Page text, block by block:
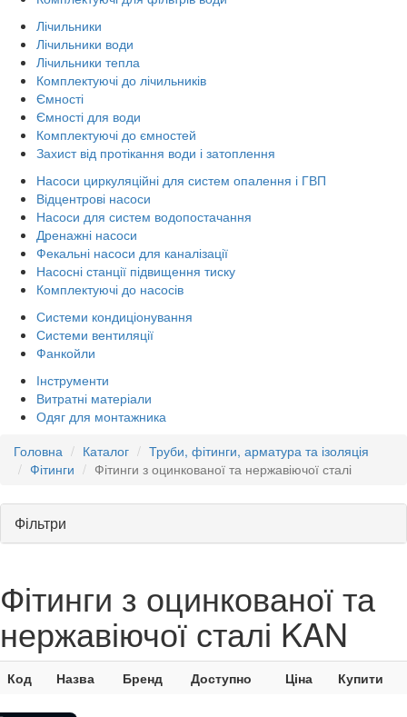
Лічильники
Лічильники води
Лічильники тепла
Комплектуючі до лічильників
Ємності
Ємності для води
Комплектуючі до ємностей
Захист від протікання води і затоплення
Насоси циркуляційні для систем опалення і ГВП
Відцентрові насоси
Насоси для систем водопостачання
Дренажні насоси
Фекальні насоси для каналізації
Насосні станції підвищення тиску
Комплектуючі до насосів
Системи кондиціонування
Системи вентиляції
Фанкойли
Інструменти
Витратні матеріали
Одяг для монтажника
Головна
Каталог
Труби, фітинги, арматура та ізоляція
Фітинги
Фітинги з оцинкованої та нержавіючої сталі
Фільтри
Фітинги з оцинкованої та
нержавіючої сталі KAN
Код Назва Бренд Доступно Ціна Купити